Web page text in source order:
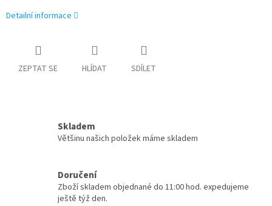
Detailní informace
ZEPTAT SE HLÍDAT SDÍLET
Skladem
Většinu našich položek máme skladem
Doručení
Zboží skladem objednané do 11:00 hod. expedujeme
ještě týž den.